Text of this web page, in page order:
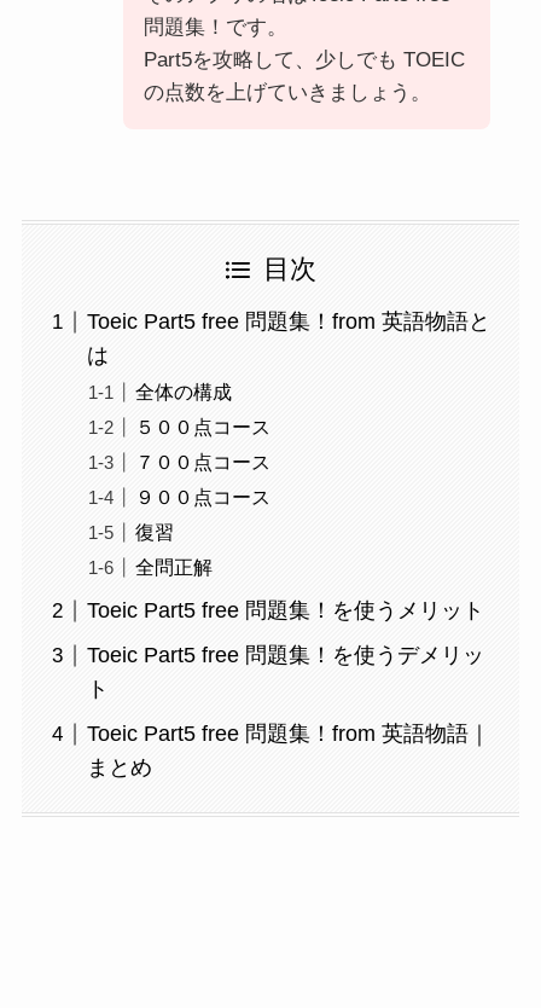
問題集！です。
Part5を攻略して、少しでも TOEIC
の点数を上げていきましょう。
目次
Toeic Part5 free 問題集！from 英語物語と
は
全体の構成
５００点コース
７００点コース
９００点コース
復習
全問正解
Toeic Part5 free 問題集！を使うメリット
Toeic Part5 free 問題集！を使うデメリッ
ト
Toeic Part5 free 問題集！from 英語物語｜
まとめ